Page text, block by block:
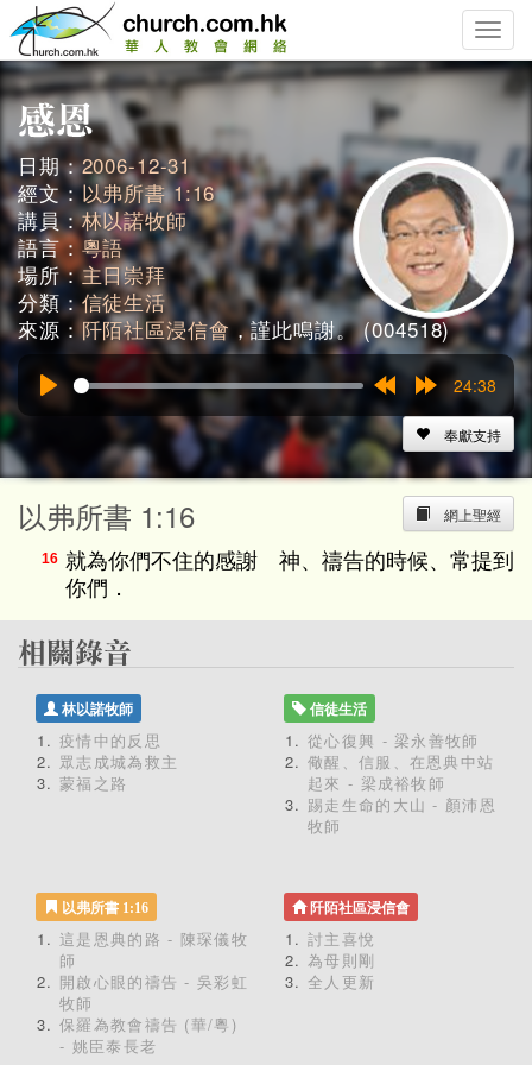
Toggle
日期：2006-12-31
經文：以弗所書 1:16
講員：林以諾牧師
語言：粵語
場所：主日崇拜
分類：信徒生活
來源：阡陌社區浸信會，謹此鳴謝。 (004518)
Play
Rewind
15s
15s
24:38
奉獻支持
網上聖經
以弗所書 1:16
16 就為你們不住的感謝 神、禱告的時候、常提到
你們．
林以諾牧師
疫情中的反思
眾志成城為救主
蒙福之路
信徒生活
從心復興 - 梁永善牧師
儆醒、信服、在恩典中站
起來 - 梁成裕牧師
踢走生命的大山 - 顏沛恩
牧師
以弗所書 1:16
這是恩典的路 - 陳琛儀牧
師
開啟心眼的禱告 - 吳彩虹
牧師
保羅為教會禱告 (華/粵)
- 姚臣泰長老
阡陌社區浸信會
討主喜悅
為母則剛
全人更新